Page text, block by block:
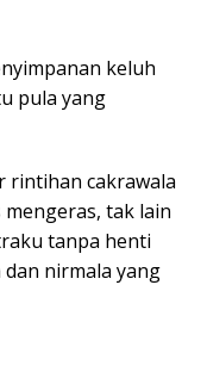
keluh
pula yang
rintihan cakrawala
tak lain
tanpa henti
nirmala yang